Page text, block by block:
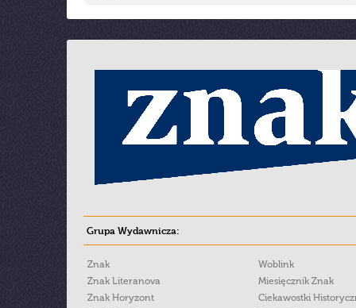
Grupa Wydawnicza:
Znak
Znak Literanova
Znak Horyzont
Woblink
Miesięcznik Znak
Ciekawostki